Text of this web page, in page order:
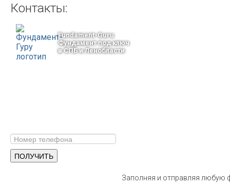
Контакты:
Fundament-Guru
Фундамент под ключ
в СПБ и Ленобласти
Заполняя и отправляя любую